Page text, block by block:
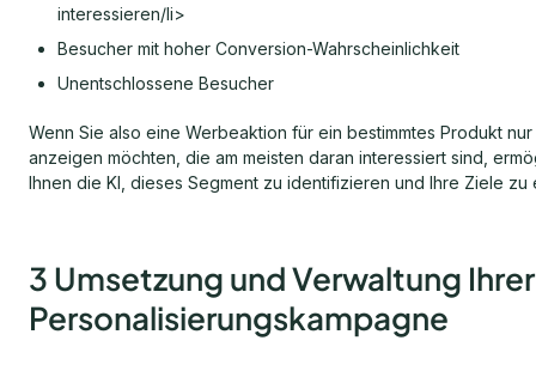
interessieren/li>
Besucher mit hoher Conversion-Wahrscheinlichkeit
Unentschlossene Besucher
Wenn Sie also eine Werbeaktion für ein bestimmtes Produkt
anzeigen möchten, die am meisten daran interessiert sind,
Ihnen die KI, dieses Segment zu identifizieren und Ihre Ziele zu
3 Umsetzung und Verwaltung Ihrer
Personalisierungskampagne